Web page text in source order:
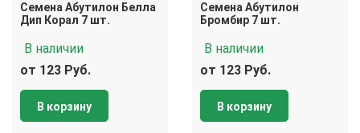
Семена Абутилон Белла
Дип Корал 7 шт.
В наличии
от 123 Руб.
В корзину
Семена Абутилон
Бромбир 7 шт.
В наличии
от 123 Руб.
В корзину